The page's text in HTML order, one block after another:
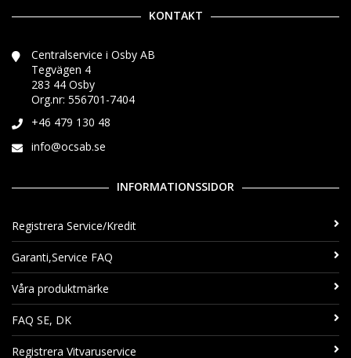
KONTAKT
Centralservice i Osby AB
Tegvägen 4
283 44 Osby
Org.nr: 556701-7404
+46 479 130 48
info@ocsab.se
INFORMATIONSSIDOR
Registrera Service/Kredit
Garanti,Service FAQ
Våra produktmärke
FAQ SE, DK
Registrera Vitvaruservice